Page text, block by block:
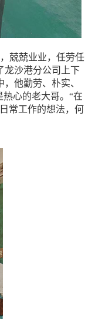
兢兢业业，任劳任
龙沙港分公司上下
他勤劳、朴实、
心的老大哥。“在
常工作的想法，何